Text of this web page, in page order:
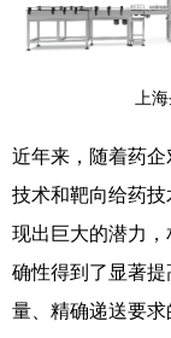
上
近年来，随着药
技术和靶向给药
现出巨大的潜力
确性得到了显著
量、精确递送要